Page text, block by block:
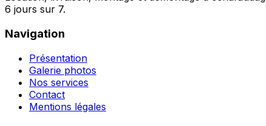
6 jours sur 7.
Navigation
Présentation
Galerie photos
Nos services
Contact
Mentions légales